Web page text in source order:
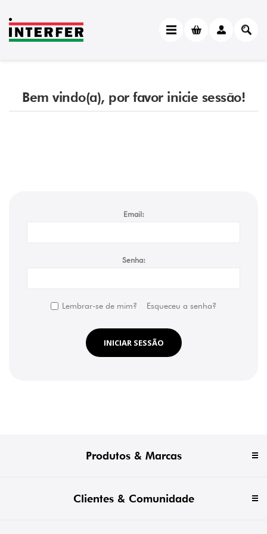
Bem vindo(a), por favor inicie sessão!
Email:
Senha:
Lembrar-se de mim? Esqueceu a senha?
INICIAR SESSÃO
Produtos & Marcas
Clientes & Comunidade